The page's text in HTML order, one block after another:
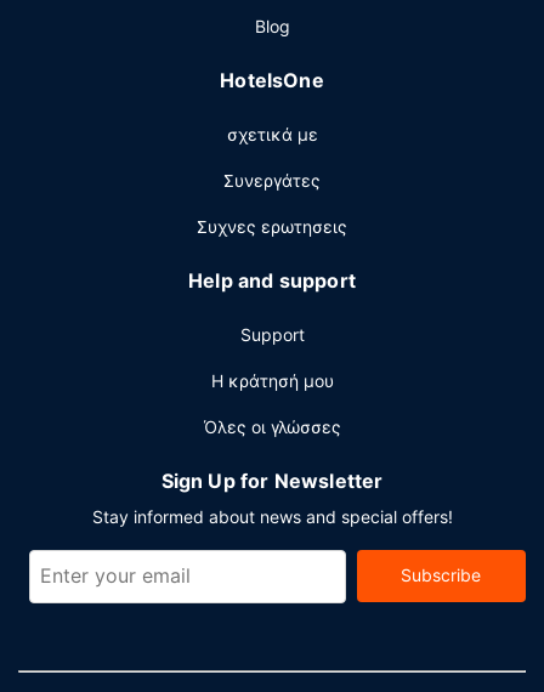
Απολαύστε ένα καταπληκτικό γεύμα στο εστιατόριο, το
(Six Senses Rome). Ξεδιψάστε με το αγαπημένο σας ποτό
πρωινό (πλήρες) καθημερινά μεταξύ 7:00 π.μ. - 11:00
Στις σημαντικές παροχές περιλαμβάνονται υπηρεσίες
στεγνοκαθαριστηρίου/πλυντηρίων, ρεσεψιόν όλο το
24ωρο και πολύγλωσσο προσωπικό.
Blog
HotelsOne
σχετικά με
Συνεργάτες
Συχνες ερωτησεις
Help and support
Support
Η κράτησή μου
Όλες οι γλώσσες
Sign Up for Newsletter
Stay informed about news and special offers!
Subscribe